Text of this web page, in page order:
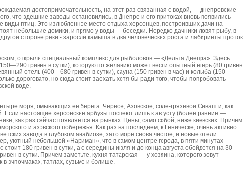
достопримечательность, на этот раз связанная с водой, — днепровские
что здешние заводы остановились, в Днепре и его притоках вновь появились
виды птиц. Это излюбленное место отдыха херсонцев, построивших дачи на
небольшие домики, и прямо у воды — беседки. Нередко дачники ловят рыбу, в
стороне реки - заросли камыша в два человеческих роста и лабиринты проток
открыли специальный комплекс для рыболовов — «Дельта Днепра». Здесь
гривен в сутки), которую по желанию может вести опытный егерь (80 гривен
отель (400—680 гривен в сутки), сауна (150 гривен в час) и колыба (150
дороговато, но сюда стоит заехать хотя бы ради того, чтобы попробовать
воде.
моря, омывающих ее берега. Черное, Азовское, соле-грязевой Сиваш и, как
Если настоящие херсонские арбузы поспеют лишь к августу (более ранние —
как раз сейчас появляется на рынках. Цены, само собой, ниже киевских. Причем
и азовского побережья. Как раз на последнем, в Геническе, очень активно
завода в глубоком анабиозе, зато море снова чистое, и новые отели
уютный небольшой «Нариман», что в самом центре города, в пяти минутах
180 гривен в сутки, а с середины июля и до конца августа обойдется на 30
в сутки. Причем заметьте, кухня татарская — у хозяина, которого зовут
эчпочмаках, татлах, сузьме и бэлише.